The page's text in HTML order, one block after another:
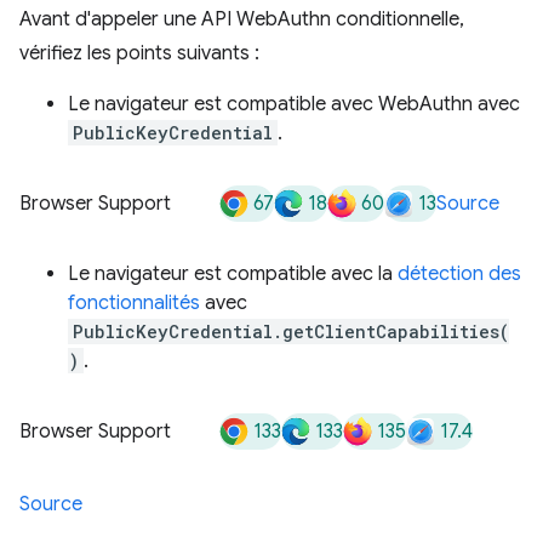
Avant d'appeler une API WebAuthn conditionnelle,
vérifiez les points suivants :
Le navigateur est compatible avec WebAuthn avec
PublicKeyCredential .
Browser Support 67 18 60 13Source
Le navigateur est compatible avec la détection des
fonctionnalités avec
PublicKeyCredential.getClientCapabilities(
) .
Browser Support 133 133 135 17.4
Source